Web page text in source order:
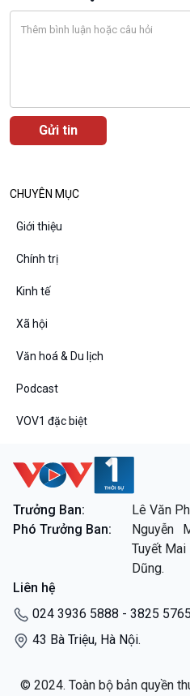
Câu chuyện Thể thao
VOV1 đặc biệt
Thanh âm ký sự
Chân dung cuộc sống
Các chương trình đặc biệt
CHUYÊN MỤC
Giới thiệu
Chính trị
Kinh tế
Xã hội
Văn hoá & Du lịch
Podcast
VOV1 đặc biệt
Trưởng Ban:
Lê Văn
Phó Trưởng Ban:
Nguyễn
Tuyết
Dũng.
Liên hệ
024 3936 5888 - 3825
43 Bà Triệu, Hà Nội.
© 2024. Toàn bộ bản quyền